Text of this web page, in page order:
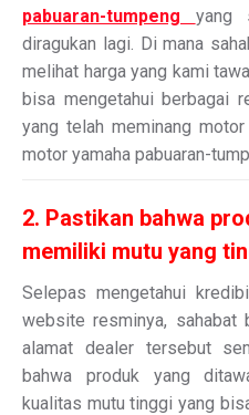
pabuaran-tumpeng yang
diragukan lagi. Di mana
melihat harga yang kami
bisa mengetahui berbagai
yang telah meminang
motor yamaha pabuaran-
2. Pastikan bahwa
memiliki mutu yang
Selepas mengetahui
website resminya, sahabat
alamat dealer tersebut
bahwa produk yang
kualitas mutu tinggi yang